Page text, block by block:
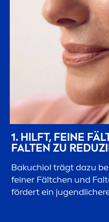
1. HILFT, FEINE
FALTEN ZU
Bakuchiol trägt dazu
feiner Fältchen und
fördert ein